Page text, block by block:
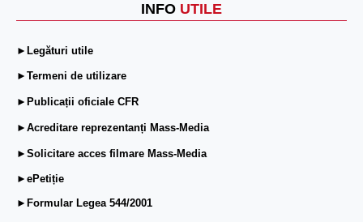
INFO UTILE
►Legături utile
►Termeni de utilizare
►Publicații oficiale CFR
►Acreditare reprezentanți Mass-Media
►Solicitare acces filmare Mass-Media
►ePetiție
►Formular Legea 544/2001